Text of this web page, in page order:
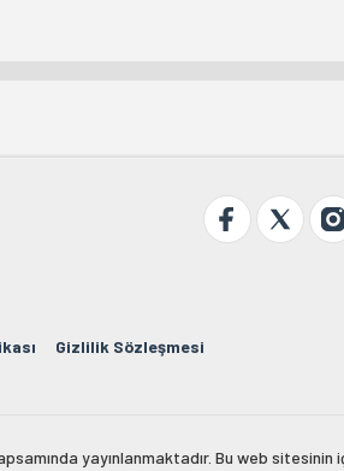
Gizlilik Sözleşmesi
yayınlanmaktadır. Bu web sitesinin